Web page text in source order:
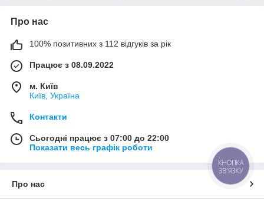
Про нас
100% позитивних з 112 відгуків за рік
Працює з 08.09.2022
м. Київ
Київ, Україна
Контакти
Сьогодні працює з 07:00 до 22:00
Показати весь графік роботи
Про нас
КНОПКА
ЗВ'ЯЗКУ